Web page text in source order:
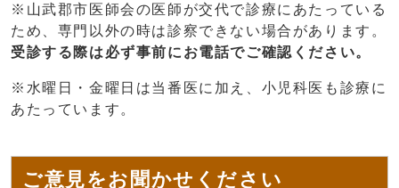
※山武郡市医師会の医師が交代で診療にあたっている
ため、専門以外の時は診察できない場合があります。
受診する際は必ず事前にお電話でご確認ください。
※水曜日・金曜日は当番医に加え、小児科医も診療に
あたっています。
ご意見をお聞かせください